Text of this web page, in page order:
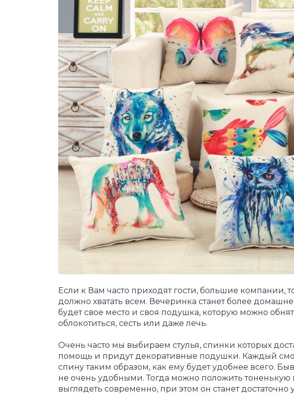
Если к Вам часто приходят гости, большие компании,
должно хватать всем. Вечеринка станет более
будет свое место и своя подушка, которую можно
облокотиться, сесть или даже лечь.
Очень часто мы выбираем стулья, спинки которых
помощь и придут декоративные подушки. Каждый
спину таким образом, как ему будет удобнее всего.
не очень удобными. Тогда можно положить тоненькую
выглядеть современно, при этом он станет